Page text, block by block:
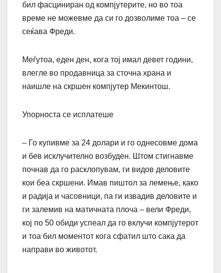
бил фасциниран од компјутерите, но во тоа
време не можевме да си го дозволиме тоа – се
сеќава Фреди.
Меѓутоа, еден ден, кога тој имал девет години,
влегле во продавница за сточна храна и
наишле на скршен компјутер Мекинтош.
Упорноста се исплатеше
– Го купивме за 24 долари и го однесовме дома
и бев исклучително возбуден. Штом стигнавме
почнав да го расклопувам, ги видов деловите
кои беа скршени. Имав пиштол за лемење, како
и радија и часовници, па ги извадив деловите и
ги залемив на матичната плоча – вели Фреди,
кој по 50 обиди успеал да го вклучи компјутерот
и тоа бил моментот кога сфатил што сака да
направи во животот.